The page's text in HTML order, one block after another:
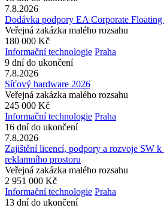
7.8.2026
Dodávka podpory EA Corporate
Veřejná zakázka malého rozsahu
180 000 Kč
Informační technologie Praha
9 dní do ukončení
7.8.2026
Síťový hardware 2026
Veřejná zakázka malého rozsahu
245 000 Kč
Informační technologie Praha
16 dní do ukončení
7.8.2026
Zajištění licencí, podpory a rozvoje SW
reklamního prostoru
Veřejná zakázka malého rozsahu
2 951 000 Kč
Informační technologie Praha
13 dní do ukončení